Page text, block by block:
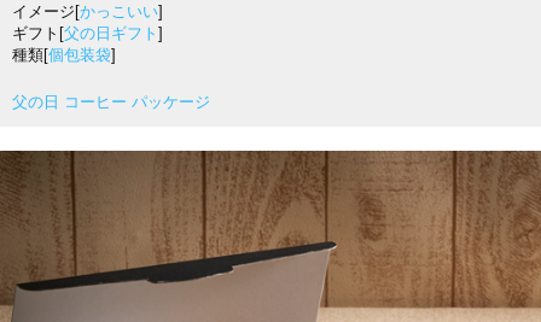
イメージ[かっこいい]
ギフト[父の日ギフト ]
種類[個包装袋]
父の日 コーヒー パッケージ